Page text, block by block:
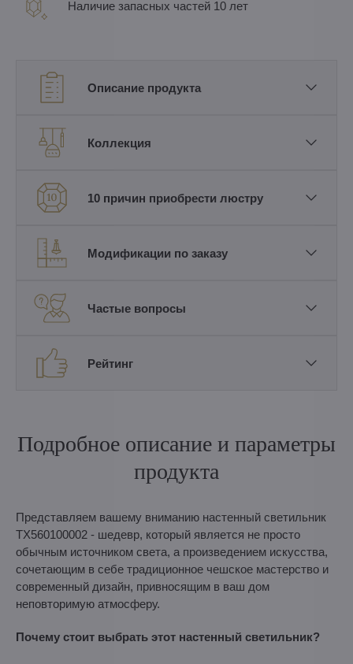
Наличие запасных частей 10 лет
Описание продукта
Коллекция
10 причин приобрести люстру
Модификации по заказу
Частые вопросы
Рейтинг
Подробное описание и параметры
продукта
Представляем вашему вниманию настенный светильник
TX560100002 - шедевр, который является не просто
обычным источником света, а произведением искусства,
сочетающим в себе традиционное чешское мастерство и
современный дизайн, привносящим в ваш дом
неповторимую атмосферу.
Почему стоит выбрать этот настенный светильник?